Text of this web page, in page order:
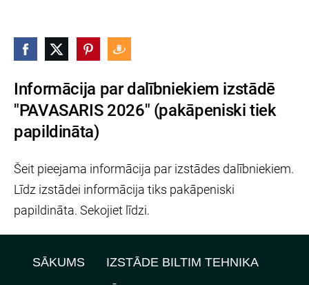
Informācija par dalībniekiem izstādē
"PAVASARIS 2026" (pakāpeniski tiek
papildināta)
Šeit pieejama informācija par izstādes dalībniekiem.
Līdz izstādei informācija tiks pakāpeniski
papildināta. Sekojiet līdzi.
SĀKUMS
IZSTĀDE BILTIM TEHNIKA